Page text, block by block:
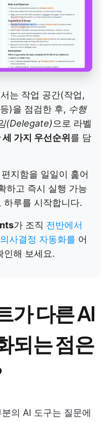
는 작업 공간(작업,
)을 점검한 후, 수행
(Delegate) 으로 라벨
가지 우선순위를 담
지함을 일일이 훑어
하고 즉시 실행 가능
하루를 시작합니다.
가 조직 전반에서
의사결정 자동화를 어
인해 보세요.
가 다른 AI
되는 점은
의 AI 도구는 질문에